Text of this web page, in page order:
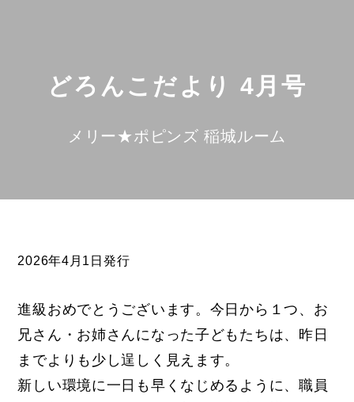
どろんこだより 4月号
メリー★ポピンズ 稲城ルーム
2026年4月1日発行
進級おめでとうございます。今日から１つ、お
兄さん・お姉さんになった子どもたちは、昨日
までよりも少し逞しく見えます。
新しい環境に一日も早くなじめるように、職員